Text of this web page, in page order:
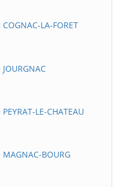
LA-FORET
LE-CHATEAU
BOURG